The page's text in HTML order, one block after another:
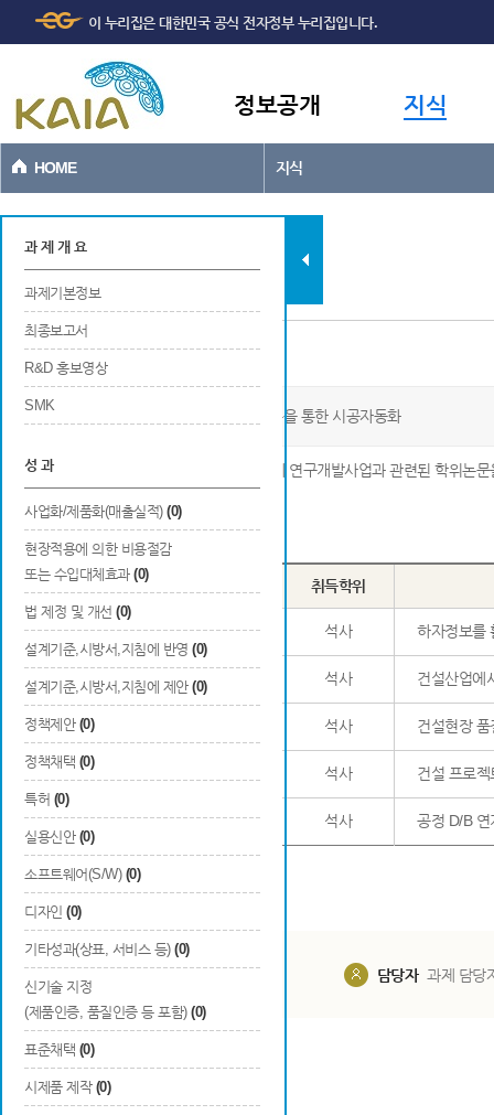
본문바로가기
이 누리집은 대한민국 공식 전자정부 누리집입니다.
정보공개 지식
HOME 지식
과제현황
과 제 개 요
과제기본정보
최종보고서
R&D 홍보영상
SMK
성 과
사업화/제품화(매출실적) (0)
현장적용에 의한 비용절감
또는 수입대체효과 (0)
법 제정 및 개선 (0)
설계기준,시방서,지침에 반영 (0)
설계기준,시방서,지침에 제안 (0)
정책제안 (0)
정책채택 (0)
특허 (0)
실용신안 (0)
소프트웨어(S/W) (0)
디자인 (0)
기타성과(상표, 서비스 등) (0)
신기술 지정
(제품인증, 품질인증 등 포함) (0)
표준채택 (0)
시제품 제작 (0)
인력양성
공동주택 현장의 품질정보관리시스템 구축을 통한 시공자동화
※ 해당 연구개발사업에 참여중 또는 참여 후에 연구개발사업과 관련된 학위논
Total5건
번호 이름 취득학위
1 안광훈 석사 하자정보를
2 강범조 석사 건설산업에
3 석사 건설현장
4 신태홍 석사 건설 프로
5 문진영 석사 공정 D/B 연
담당자 과제 담당